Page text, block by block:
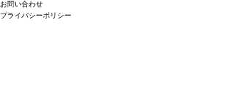
お問い合わせ
プライバシーポリシー